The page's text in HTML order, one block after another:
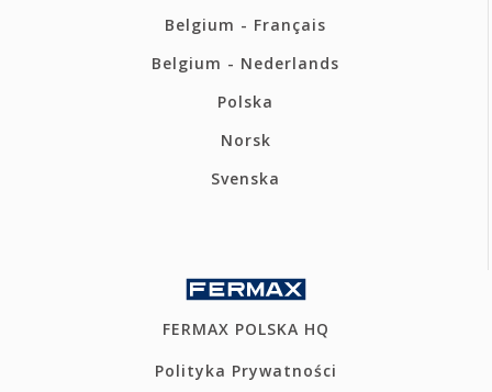
Belgium - Français
Belgium - Nederlands
Polska
Norsk
Svenska
FERMAX POLSKA HQ
Polityka Prywatności